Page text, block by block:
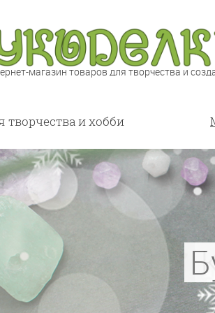
магазин товаров для творчества и
творчества и хобби